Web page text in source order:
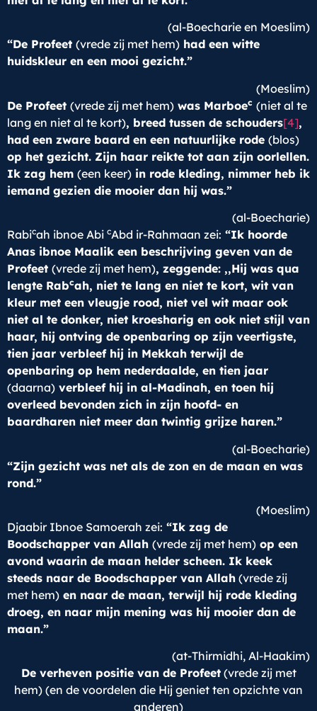
(al-Boecharie en Moeslim)
“De Profeet (vrede zij met hem) had een witte
huidskleur en een mooi gezicht.”
(Moeslim)
De Profeet (vrede zij met hem) was Marboec (niet al te
lang en niet al te kort), breed tussen de schouders[4],
had een zware baard en een natuurlijke rode (blos)
op het gezicht. Zijn haar reikte tot aan zijn oorlellen.
Ik zag hem (een keer) in rode kleding, nimmer heb ik
iemand gezien die mooier dan hij was.”
(al-Boecharie)
Rabicah ibnoe Abi cAbd ir-Rahmaan zei: “Ik hoorde
Anas ibnoe Maalik een beschrijving geven van de
Profeet (vrede zij met hem), zeggende: ,,Hij was qua
lengte Rabcah, niet te lang en niet te kort, wit van
kleur met een vleugje rood, niet vel wit maar ook
niet al te donker, niet kroesharig en ook niet stijl van
haar, hij ontving de openbaring op zijn veertigste,
tien jaar verbleef hij in Mekkah terwijl de
openbaring op hem nederdaalde, en tien jaar
(daarna) verbleef hij in al-Madinah, en toen hij
overleed bevonden zich in zijn hoofd- en
baardharen niet meer dan twintig grijze haren.”
(al-Boecharie)
“Zijn gezicht was net als de zon en de maan en was
rond.”
(Moeslim)
Djaabir Ibnoe Samoerah zei: “Ik zag de
Boodschapper van Allah (vrede zij met hem) op een
avond waarin de maan helder scheen. Ik keek
steeds naar de Boodschapper van Allah (vrede zij
met hem) en naar de maan, terwijl hij rode kleding
droeg, en naar mijn mening was hij mooier dan de
maan.”
(at-Thirmidhi, Al-Haakim)
De verheven positie van de Profeet(vrede zij met
hem) (en de voordelen die Hij geniet ten opzichte van
anderen)